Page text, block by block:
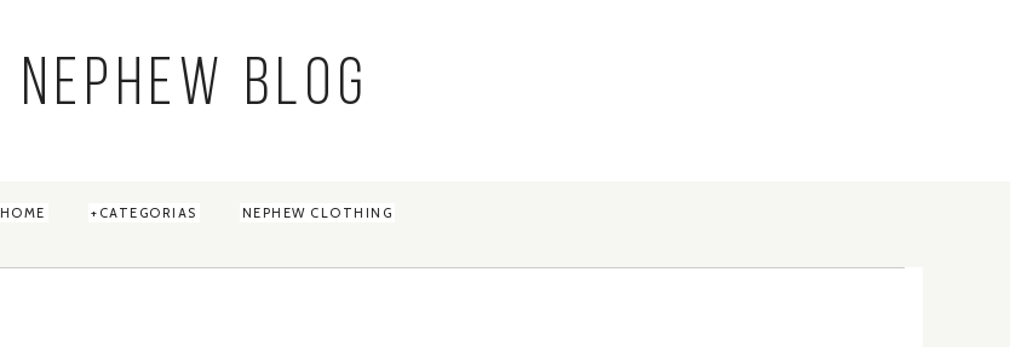
NEPHEW BLOG
HOME CATEGORIAS NEPHEW CLOTHING